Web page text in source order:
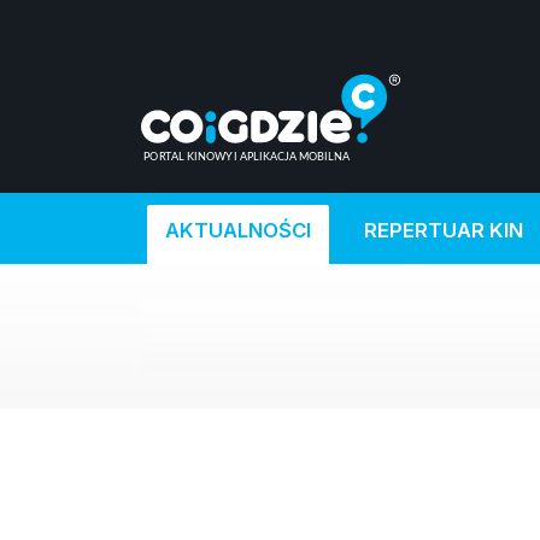
AKTUALNOŚCI REPERTUAR KIN